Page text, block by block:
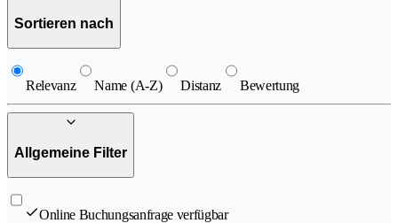
Sortieren nach
Relevanz Name (A-Z) Distanz Bewertung
Allgemeine Filter
Online Buchungsanfrage verfügbar